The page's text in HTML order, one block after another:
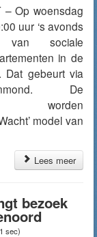
– Op woensdag
uur ‘s avonds
sociale
in de
Dat gebeurt via
De
worden
model van
Lees meer
bezoek
sec)